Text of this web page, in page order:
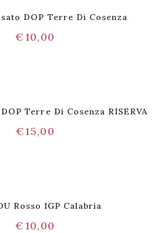
DOP Terre Di Cosenza
€10,00
DOP Terre Di Cosenza RISERVA
€15,00
Rosso IGP Calabria
€10,00